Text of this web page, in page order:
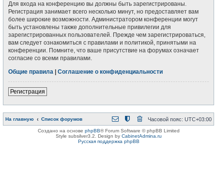
Для входа на конференцию вы должны быть зарегистрированы.
Регистрация занимает всего несколько минут, но предоставляет вам
более широкие возможности. Администратором конференции могут
быть установлены также дополнительные привилегии для
зарегистрированных пользователей. Прежде чем зарегистрироваться,
вам следует ознакомиться с правилами и политикой, принятыми на
конференции. Помните, что ваше присутствие на форумах означает
согласие со всеми правилами.
Общие правила
Соглашение о конфиденциальности
Регистрация
На главную Список форумов Часовой пояс: UTC+03:00
Создано на основе phpBB® Forum Software © phpBB Limited
Style subsilver3.2. Design by CabinetAdmina.ru
Русская поддержка phpBB